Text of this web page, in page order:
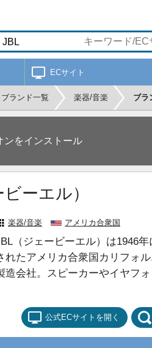
ECサイト
ブランド一覧 楽器/音楽 ブラ
ンをインストール
ーエル）
楽器/音楽 アメリカ合衆国
（ジェービーエル）は1946
れたアメリカ合衆国カリフォ
造会社。スピーカーやイヤフォ
公式ECサイトを開く